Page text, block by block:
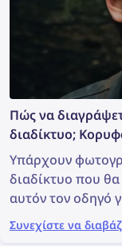
Πώς να
διαδίκτυο;
Υπάρχουν
διαδίκτυο που
αυτόν τον οδηγό
μεθόδους
φωτογραφιών σας
Συνεχίστε να